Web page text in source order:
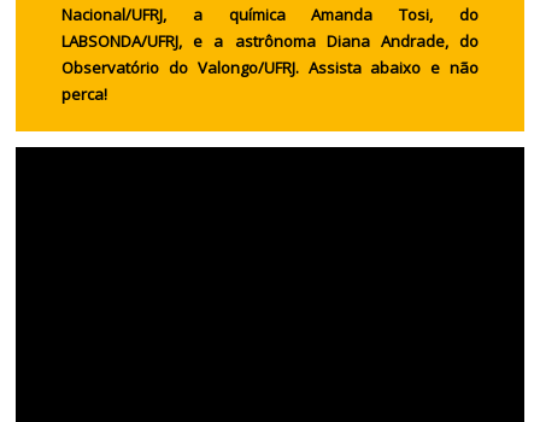
Nacional/UFRJ, a química Amanda Tosi, do
LABSONDA/UFRJ, e a astrônoma Diana Andrade, do
Observatório do Valongo/UFRJ. Assista abaixo e não
perca!